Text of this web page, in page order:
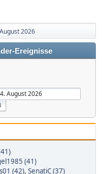
August 2026
Ereignisse
(41)
(42), SenatiC (37)